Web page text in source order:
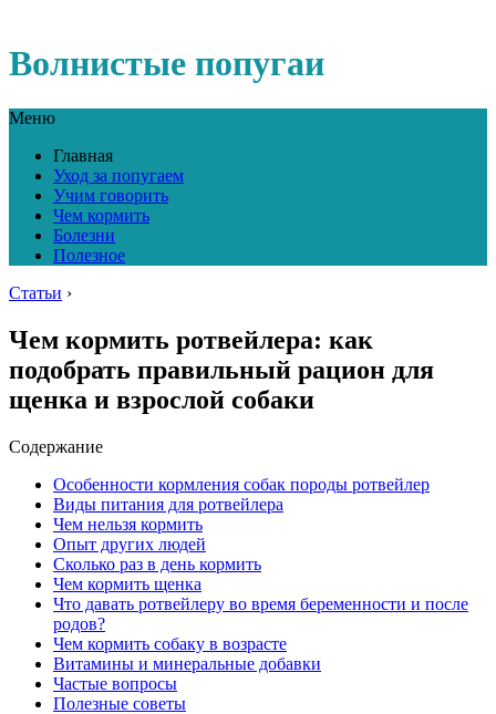
Волнистые попугаи
Меню
Главная
Уход за попугаем
Учим говорить
Чем кормить
Болезни
Полезное
Статьи ›
Чем кормить ротвейлера: как
подобрать правильный рацион для
щенка и взрослой собаки
Содержание
Особенности кормления собак породы ротвейлер
Виды питания для ротвейлера
Чем нельзя кормить
Опыт других людей
Сколько раз в день кормить
Чем кормить щенка
Что давать ротвейлеру во время беременности и после
родов?
Чем кормить собаку в возрасте
Витамины и минеральные добавки
Частые вопросы
Полезные советы